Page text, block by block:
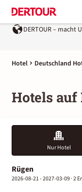
DERTOUR – macht
Hotel Deutschland
Hotels auf
Nur Hotel
Rügen
2026-08-21 - 2027-03-09 ·2